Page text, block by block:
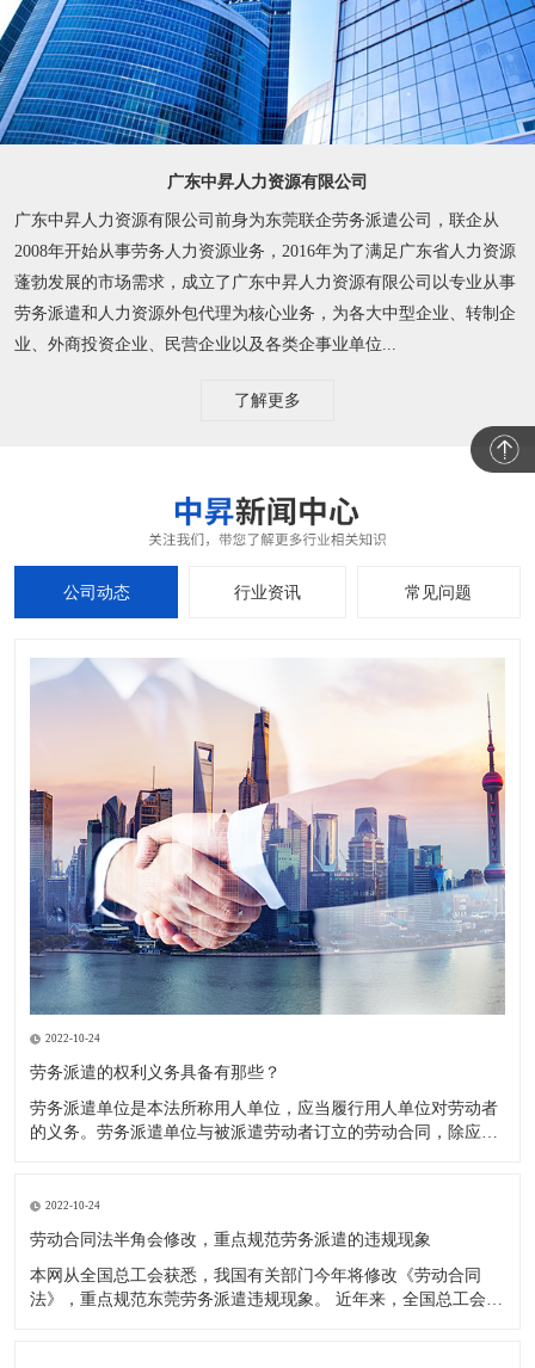
广东中昇人力资源有限公司
广东中昇人力资源有限公司前身为东莞联企劳务派遣公司，联企从
2008年开始从事劳务人力资源业务，2016年为了满足广东省人力资源
蓬勃发展的市场需求，成立了广东中昇人力资源有限公司以专业从事
劳务派遣和人力资源外包代理为核心业务，为各大中型企业、转制企
业、外商投资企业、民营企业以及各类企事业单位...
了解更多
公司动态 行业资讯 常见问题
2022-10-24
劳务派遣的权利义务具备有那些？
劳务派遣单位是本法所称用人单位，应当履行用人单位对劳动者
的义务。劳务派遣单位与被派遣劳动者订立的劳动合同，除应当
下三个方面： 1．劳务派遣单位要与被派遣劳动者订立书面劳动
合同。
2022-10-24
劳动合同法半角会修改，重点规范劳务派遣的违规现象
本网从全国总工会获悉，我国有关部门今年将修改《劳动合同
法》，重点规范东莞劳务派遣违规现象。 近年来，全国总工会通